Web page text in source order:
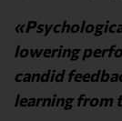
lowering
candid
learning from